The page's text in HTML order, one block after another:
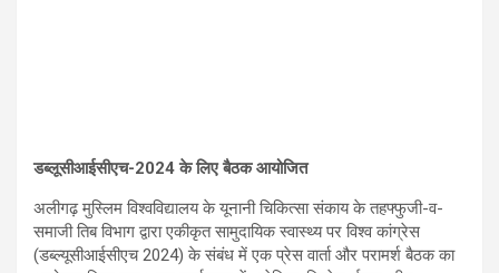
डब्लूसीआईसीएच-2024 के लिए बैठक आयोजित
अलीगढ़ मुस्लिम विश्वविद्यालय के यूनानी चिकित्सा संकाय के तहफ्फुजी-व-
समाजी तिब विभाग द्वारा एकीकृत सामुदायिक स्वास्थ्य पर विश्व कांग्रेस
(डब्ल्यूसीआईसीएच 2024) के संबंध में एक प्रेस वार्ता और परामर्श बैठक का